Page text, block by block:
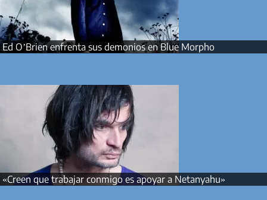
Ed O’Brien enfrenta sus demonios en Blue Morpho
«Creen que trabajar conmigo es apoyar a Netanyahu»